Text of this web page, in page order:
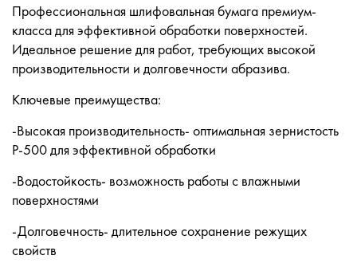
Профессиональная шлифовальная бумага премиум-
класса для эффективной обработки поверхностей.
Идеальное решение для работ, требующих высокой
производительности и долговечности абразива.
Ключевые преимущества:
-Высокая производительность- оптимальная зернистость
P-500 для эффективной обработки
-Водостойкость- возможность работы с влажными
поверхностями
-Долговечность- длительное сохранение режущих
свойств